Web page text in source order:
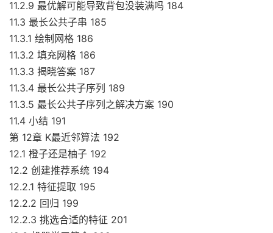
11.2.9 最优解可能导致背包没装满吗 184
11.3 最长公共子串 185
11.3.1 绘制网格 186
11.3.2 填充网格 186
11.3.3 揭晓答案 187
11.3.4 最长公共子序列 189
11.3.5 最长公共子序列之解决方案 190
11.4 小结 191
第 12章 K最近邻算法 192
12.1 橙子还是柚子 192
12.2 创建推荐系统 194
12.2.1 特征提取 195
12.2.2 回归 199
12.2.3 挑选合适的特征 201